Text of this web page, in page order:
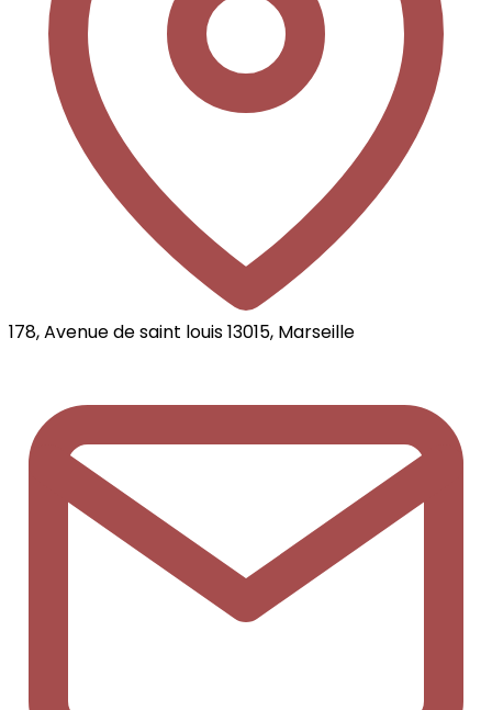
178, Avenue de saint louis 13015, Marseille